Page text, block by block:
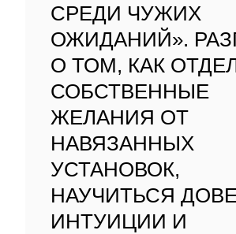
СРЕДИ ЧУЖИХ
ОЖИДАНИЙ».
О ТОМ, КАК
СОБСТВЕННЫЕ
ЖЕЛАНИЯ ОТ
НАВЯЗАННЫХ
УСТАНОВОК,
НАУЧИТЬСЯ
ИНТУИЦИИ И